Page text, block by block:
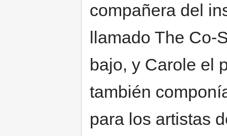
compañera del
llamado The
bajo, y Carole el
también
para los artistas